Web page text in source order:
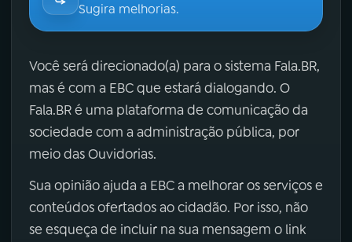
Sugira melhorias.
Você será direcionado(a) para o sistema Fala.BR,
mas é com a EBC que estará dialogando. O
Fala.BR é uma plataforma de comunicação da
sociedade com a administração pública, por
meio das Ouvidorias.
Sua opinião ajuda a EBC a melhorar os serviços e
conteúdos ofertados ao cidadão. Por isso, não
se esqueça de incluir na sua mensagem o link